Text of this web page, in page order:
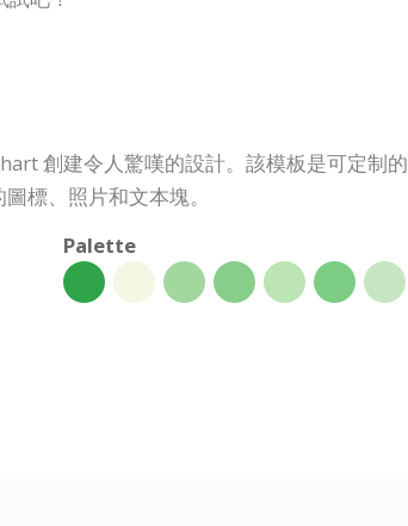
創建令人驚嘆的設計。該模板是可定制
標、照片和文本塊。
Palette